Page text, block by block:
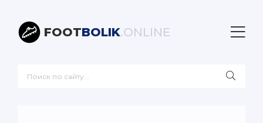
FOOTBOLIK.ONLINE